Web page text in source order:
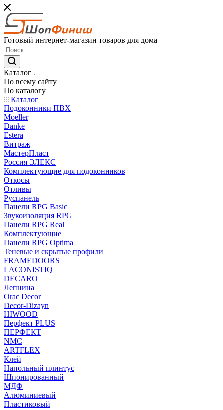
Готовый интернет-магазин товаров для дома
Каталог
По всему сайту
По каталогу
Каталог
Подоконники ПВХ
Moeller
Danke
Estera
Витраж
МастерПласт
Россия ЭЛЕКС
Комплектующие для подоконников
Откосы
Отливы
Руспанель
Панели RPG Basic
Звукоизоляция RPG
Панели RPG Real
Комплектующие
Панели RPG Optima
Теневые и скрытые профили
FRAMEDOORS
LACONISTIQ
DECARO
Лепнина
Orac Decor
Decor-Dizayn
HIWOOD
Перфект PLUS
ПЕРФЕКТ
NMC
ARTFLEX
Клей
Напольный плинтус
Шпонированный
МДФ
Алюминиевый
Пластиковый